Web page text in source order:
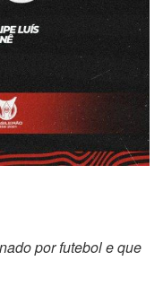
por futebol e que